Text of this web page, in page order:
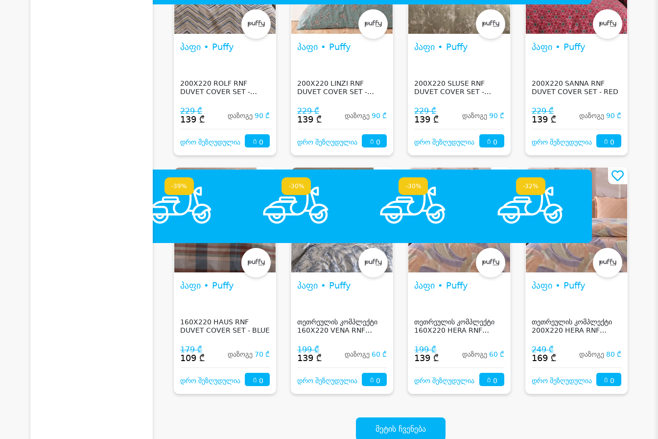
პაფი • Puffy
200X220 ROLF RNF
DUVET COVER SET -
229 ₾
139 ₾ დაზოგე 90 ₾
დრო შეზღუდულია 0
პაფი • Puffy
200X220 LINZI RNF
DUVET COVER SET -
229 ₾
139 ₾ დაზოგე 90 ₾
დრო შეზღუდულია 0
პაფი • Puffy
200X220 SLUSE RNF
DUVET COVER SET -
229 ₾
139 ₾ დაზოგე 90 ₾
დრო შეზღუდულია 0
პაფი • Puffy
200X220 SANNA RNF
DUVET COVER SET - RED
229 ₾
139 ₾ დაზოგე 90 ₾
დრო შეზღუდულია 0
-39%
პაფი • Puffy
160X220 HAUS RNF
DUVET COVER SET - BLUE
179 ₾
109 ₾ დაზოგე 70 ₾
დრო შეზღუდულია 0
-30%
პაფი • Puffy
თეთრეულის კომპლექტი
160X220 VENA RNF
199 ₾
139 ₾ დაზოგე 60 ₾
დრო შეზღუდულია 0
-30%
პაფი • Puffy
თეთრეულის კომპლექტი
160X220 HERA RNF
ORANGE
199 ₾
139 ₾ დაზოგე 60 ₾
დრო შეზღუდულია 0
-32%
პაფი • Puffy
თეთრეულის კომპლექტი
200X220 HERA RNF
ORANGE
249 ₾
169 ₾ დაზოგე 80 ₾
დრო შეზღუდულია 0
მეტის ჩვენება